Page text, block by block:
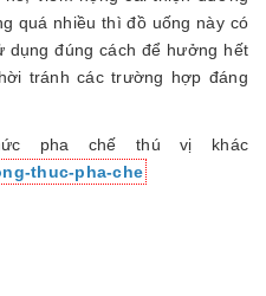
quá nhiều thì đồ uống này có
dụng đúng cách để hưởng hết
tránh các trường hợp đáng
pha chế thú vị khác
thuc-pha-che